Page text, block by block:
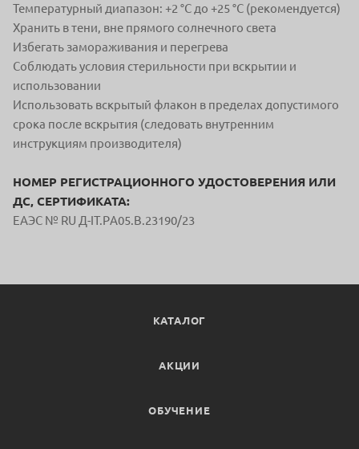
Температурный диапазон: +2 °C до +25 °C (рекомендуется)
Хранить в тени, вне прямого солнечного света
Избегать замораживания и перегрева
Соблюдать условия стерильности при вскрытии и
использовании
Использовать вскрытый флакон в пределах допустимого
срока после вскрытия (следовать внутренним
инструкциям производителя)
НОМЕР РЕГИСТРАЦИОННОГО УДОСТОВЕРЕНИЯ ИЛИ
ДС, СЕРТИФИКАТА:
ЕАЭС № RU Д-IT.PА05.В.23190/23
КАТАЛОГ
АКЦИИ
ОБУЧЕНИЕ